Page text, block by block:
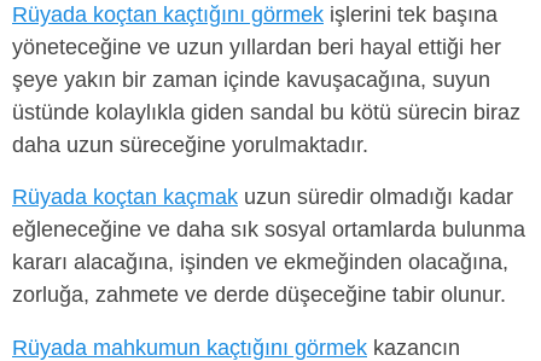
Rüyada koçtan kaçtığını görmek işlerini tek başına
yöneteceğine ve uzun yıllardan beri hayal ettiği her
şeye yakın bir zaman içinde kavuşacağına, suyun
üstünde kolaylıkla giden sandal bu kötü sürecin biraz
daha uzun süreceğine yorulmaktadır.
Rüyada koçtan kaçmak uzun süredir olmadığı kadar
eğleneceğine ve daha sık sosyal ortamlarda bulunma
kararı alacağına, işinden ve ekmeğinden olacağına,
zorluğa, zahmete ve derde düşeceğine tabir olunur.
Rüyada mahkumun kaçtığını görmek kazancın